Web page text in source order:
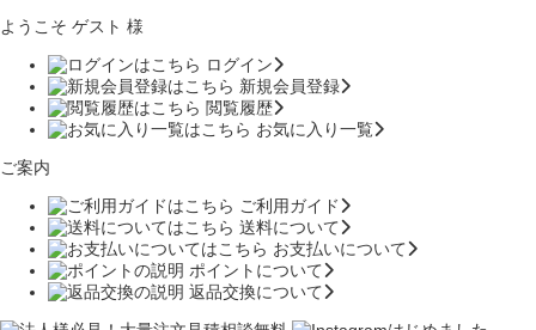
ようこそ ゲスト 様
ログイン
新規会員登録
閲覧履歴
お気に入り一覧
ご案内
ご利用ガイド
送料について
お支払いについて
ポイントについて
返品交換について